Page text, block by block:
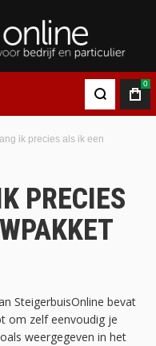
0
ik precies als ik een
PRECIES
SteigerbuisOnline bevat
om zelf eenvoudig je
weergegeven in het